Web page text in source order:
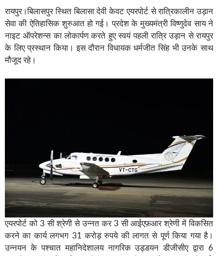
रायपुर।बिलासपुर स्थित बिलासा देवी केवट एयरपोर्ट से रात्रिकालीन उड़ान
सेवा की ऐतिहासिक शुरुआत हो गई। प्रदेश के मुख्यमंत्री विष्णुदेव साय ने
नाइट ऑपरेशन्स का लोकार्पण करते हुए स्वयं पहली रात्रि उड़ान से रायपुर
के लिए प्रस्थान किया। इस दौरान विधायक धर्मजीत सिंह भी उनके साथ
मौजूद रहे।
एयरपोर्ट को 3 सी श्रेणी से उन्नत कर 3 सी आईएफ़आर श्रेणी में विकसित
करने का कार्य लगभग 31 करोड़ रुपये की लागत से पूर्ण किया गया है।
उन्नयन के पश्चात महानिदेशालय नागरिक उड्डयन डीजीसीए द्वारा 6